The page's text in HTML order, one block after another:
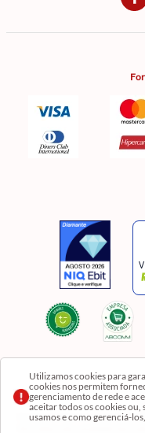
Utilizamos cookies para
cookies nos permitem
gerenciamento de rede e
aceitar todos os cookies ou,
usamos e como gerenciá-
Razão Social: Comercial
Os preços, produtos e quantidades